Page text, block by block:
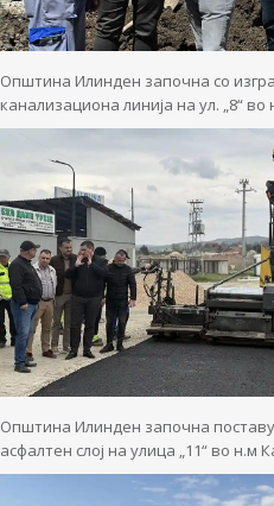
Општина Илинден започна со
канализациона линија на ул. „8“
Општина Илинден започна
асфалтен слој на улица „11“ во н.м